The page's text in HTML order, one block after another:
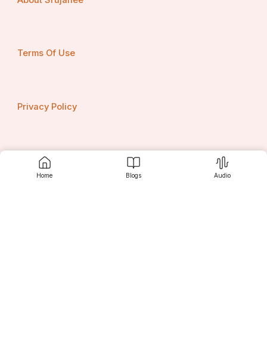
Home Blogs Audio
ভূমিকা রাখে।
Terms Of Use
Privacy Policy
Contact us